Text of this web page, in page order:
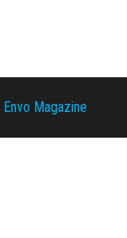
Envo Magazine